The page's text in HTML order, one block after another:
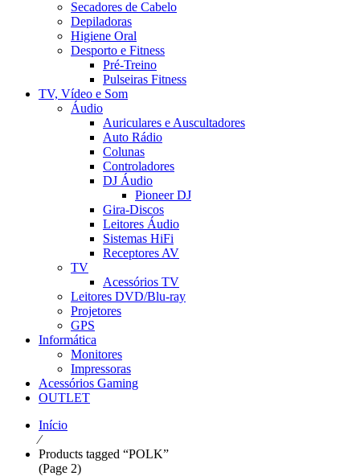
Secadores de Cabelo
Depiladoras
Higiene Oral
Desporto e Fitness
Pré-Treino
Pulseiras Fitness
TV, Vídeo e Som
Áudio
Auriculares e Auscultadores
Auto Rádio
Colunas
Controladores
DJ Áudio
Pioneer DJ
Gira-Discos
Leitores Áudio
Sistemas HiFi
Receptores AV
TV
Acessórios TV
Leitores DVD/Blu-ray
Projetores
GPS
Informática
Monitores
Impressoras
Acessórios Gaming
OUTLET
Início
⁄
Products tagged “POLK”
(Page 2)